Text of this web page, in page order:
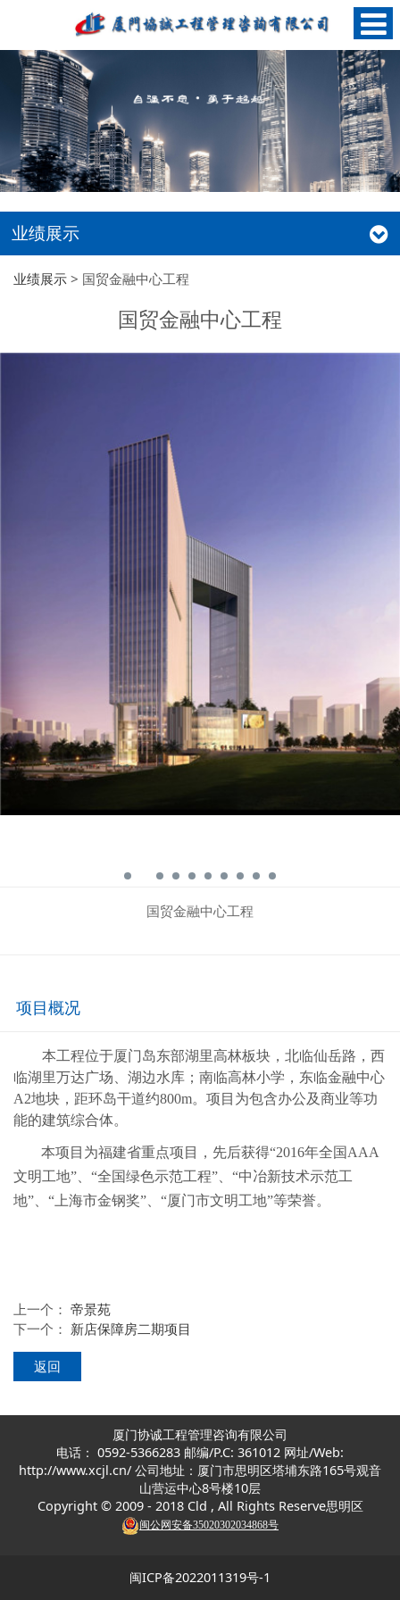
业绩展示
业绩展示 > 国贸金融中心工程
国贸金融中心工程
国贸金融中心工程
项目概况
本工程位于厦门岛东部湖里高林板块，北临仙岳路，西
临湖里万达广场、湖边水库；南临高林小学，东临金融中心
A2地块，距环岛干道约800m。项目为包含办公及商业等功
能的建筑综合体。
本项目为福建省重点项目，先后获得“2016年全国AAA
文明工地”、“全国绿色示范工程”、“中冶新技术示范工
地”、“上海市金钢奖”、“厦门市文明工地”等荣誉。
上一个：帝景苑
下一个： 新店保障房二期项目
返回
厦门协诚工程管理咨询有限公司
电话： 0592-5366283 邮编/P.C: 361012 网址/Web:
http://www.xcjl.cn/ 公司地址：厦门市思明区塔埔东路165号观音
山营运中心8号楼10层
Copyright © 2009 - 2018 Cld , All Rights Reserve思明区
闽公网安备35020302034868号
闽ICP备2022011319号-1